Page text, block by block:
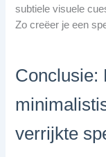
subtiele visuele
Zo creëer je een
Conclusie:
verrijkte